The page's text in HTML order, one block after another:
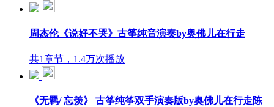
周杰伦《说好不哭》古筝纯音演奏by奥佛儿在行走
共1章节，1.4万次播放
《无羁/ 忘羡》 古筝纯筝双手演奏版by奥佛儿在行走陈